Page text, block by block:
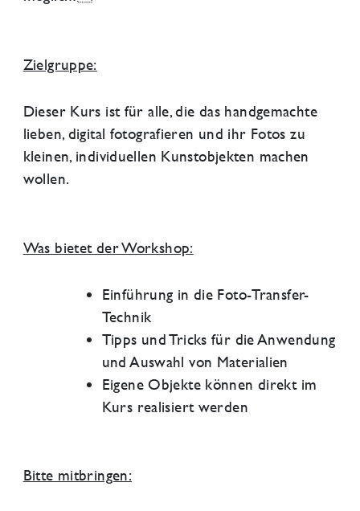
Zielgruppe:
Dieser Kurs ist für alle, die das handgemachte
lieben, digital fotografieren und ihr Fotos zu
kleinen, individuellen Kunstobjekten machen
wollen.
Was bietet der Workshop:
Einführung in die Foto-Transfer-
Technik
Tipps und Tricks für die Anwendung
und Auswahl von Materialien
Eigene Objekte können direkt im
Kurs realisiert werden
Bitte mitbringen: